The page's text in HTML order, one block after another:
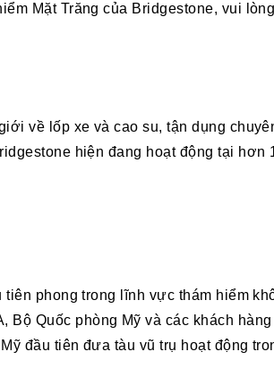
Mặt Trăng của Bridgestone, vui
về lốp xe và cao su, tận dụng
hiện đang hoạt động tại
phong trong lĩnh vực thám hiểm
Bộ Quốc phòng Mỹ và các khách
đầu tiên đưa tàu vũ trụ hoạt động